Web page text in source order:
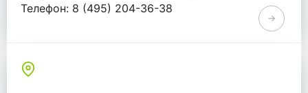
Телефон: 8 (495) 204-36-38